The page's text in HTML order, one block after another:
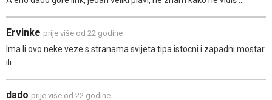
Ervinke prije više od 22 godine
Ima li ovo neke veze s stranama svijeta tipa istocni i zapadni mostar
ili ...
dado prije više od 22 godine